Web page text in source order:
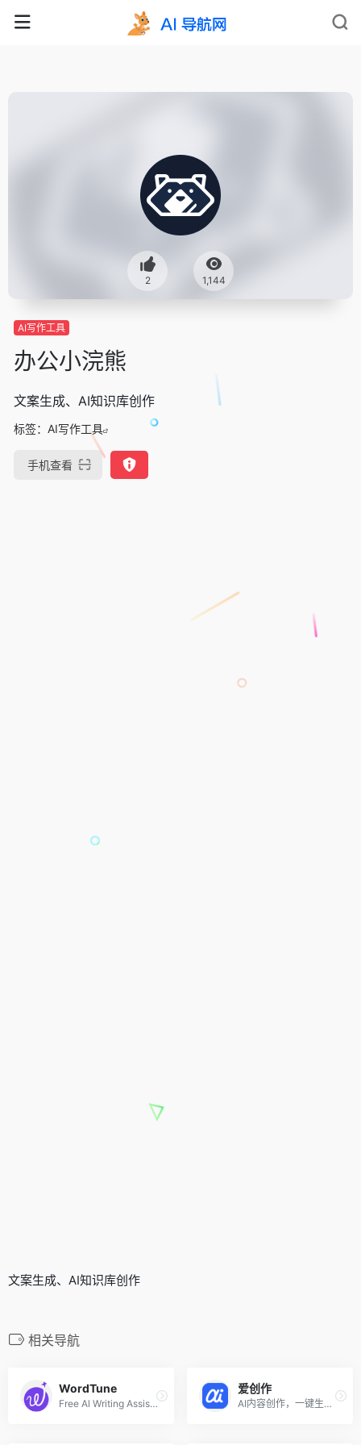
2 1,144
AI写作工具
办公小浣熊
文案生成、AI知识库创作
标签： AI写作工具
手机查看
文案生成、AI知识库创作
相关导航
WordTune
Free Al Writing Assistant | Write Better Today
爱创作
AI内容创作，一键生成文章、营销文本、配图与短视频等多类型内容